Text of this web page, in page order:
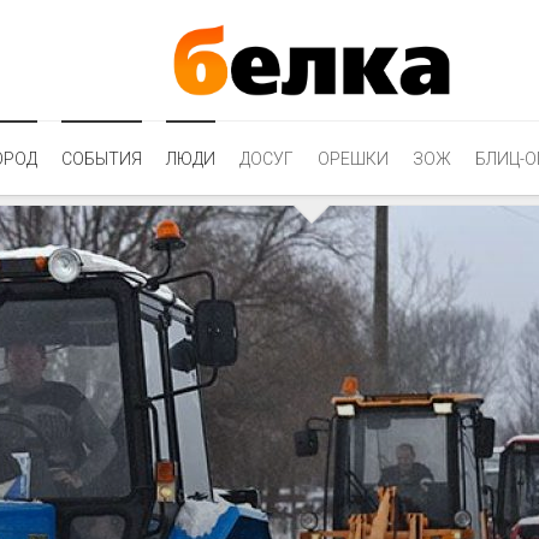
СОБЫТИЯ ЛЮДИ ДОСУГ ОРЕШКИ ЗОЖ БЛИЦ-